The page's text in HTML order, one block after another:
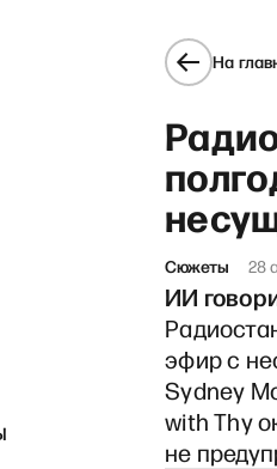
На
Сюжеты 28
ИИ
эфир с
Sydney
with Thy
не
«Прямо